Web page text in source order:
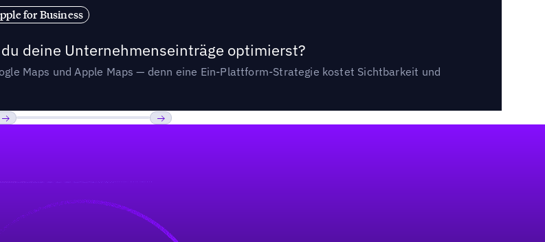
for Business
deine Unternehmenseinträge optimierst?
Maps und Apple Maps — denn eine Ein-Plattform-Strategie kostet Sichtbarkeit und